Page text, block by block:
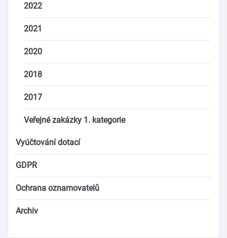
2022
2021
2020
2018
2017
Veřejné zakázky 1. kategorie
Vyúčtování dotací
GDPR
Ochrana oznamovatelů
Archiv